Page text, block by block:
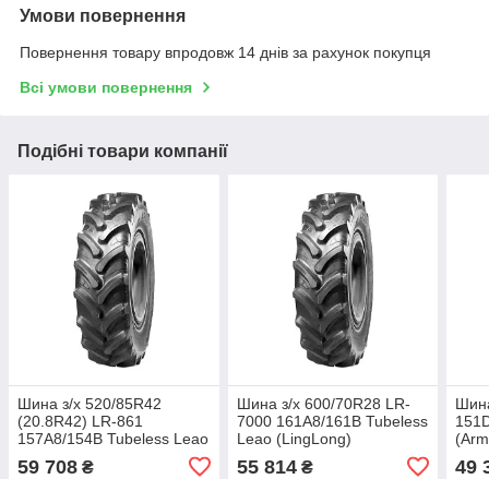
Умови повернення
Повернення товару впродовж 14 днів за рахунок покупця
Всі умови повернення
Подібні товари компанії
Шина з/х 520/85R42
(20.8R42) LR-861
157A8/154B Tubeless Leao
59 708 ₴
Шина з/х 600/70R28 LR-
7000 161A8/161B Tubeless
Leao (LingLong)
55 814₴ 49